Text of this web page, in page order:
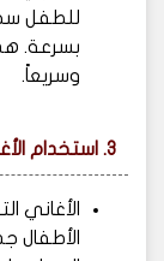
للطفل
بسرعة.
وسريعاً.
3. استخدام الأغاني لتعليم جدول الضرب.
الأغاني
الأطفال